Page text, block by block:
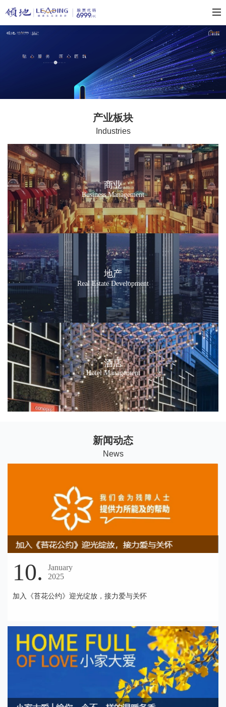
产业板块
Industries
商业
Business Management
地产
Real Estate Development
酒店
Hotel Management
新闻动态
News
10.
January
2025
加入《苔花公约》迎光绽放，接力爱与关怀